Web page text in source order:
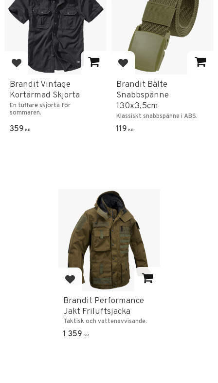
Add to favorites
Brandit Vintage
Kortärmad Skjorta
En tuffare skjorta för
sommaren.
359 KR
Add to favorites
Brandit Bälte
Snabbspänne
130x3,5cm
Klassiskt snabbspänne i ABS.
119 KR
Add to favorites
Brandit Performance
Jakt Friluftsjacka
Taktisk och vattenavvisande.
1 359 KR